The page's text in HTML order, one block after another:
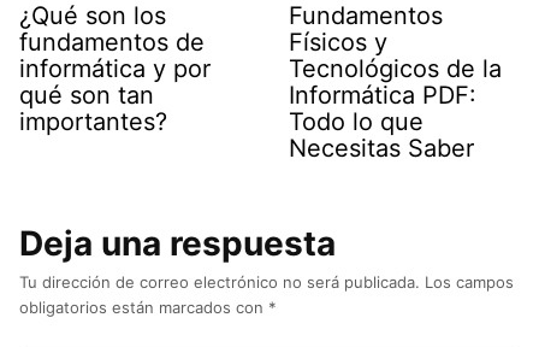
¿Qué son los
fundamentos de
informática y por
qué son tan
importantes?
Fundamentos
Físicos y
Tecnológicos de la
Informática PDF:
Todo lo que
Necesitas Saber
Deja una respuesta
Tu dirección de correo electrónico no será publicada. Los campos
obligatorios están marcados con *